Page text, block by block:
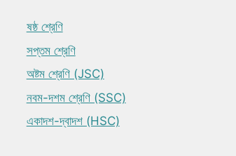
ষষ্ঠ শ্রেণি
সপ্তম শ্রেণি
অষ্টম শ্রেণি (JSC)
নবম-দশম শ্রেণি (SSC)
একাদশ-দ্বাদশ (HSC)